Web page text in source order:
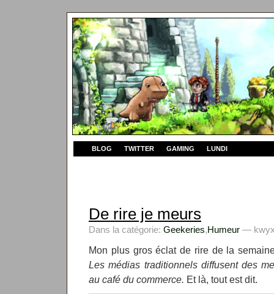
BLOG TWITTER GAMING LUNDI
De rire je meurs
Dans la catégorie: Geekeries,Humeur —
Mon plus gros éclat de rire de la
Les médias traditionnels diffusent des
au café du commerce. Et là, tout est dit.